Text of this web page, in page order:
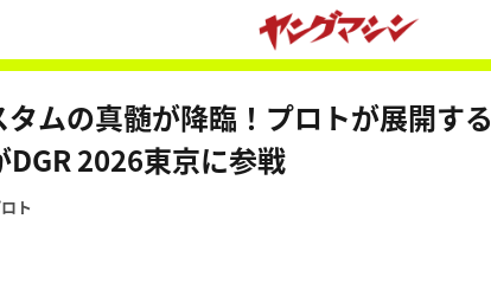
ムの真髄が降臨！プロトが展開する
DGR 2026東京に参戦
ト